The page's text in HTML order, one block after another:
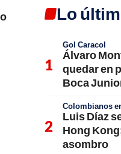
Lo
Gol Caracol
Álvaro
quedar en
Boca
Colombianos
Luis Díaz
Hong
asombro